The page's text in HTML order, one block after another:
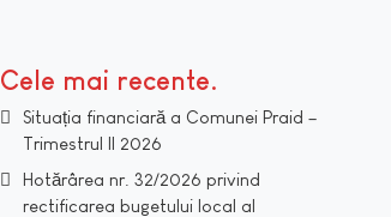
Cele mai recente
Situația financiară a Comunei Praid –
Trimestrul II 2026
Hotărârea nr. 32/2026 privind
rectificarea bugetului local al